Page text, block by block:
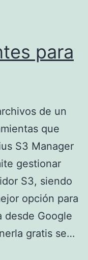
para
de un
que
S3 Manager
gestionar
S3, siendo
opción para
desde Google
gratis se…